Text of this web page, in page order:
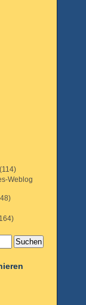
(114)
Weblog